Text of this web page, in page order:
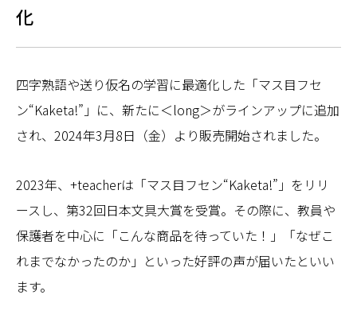
化
四字熟語や送り仮名の学習に最適化した「マス目フセ
ン“Kaketa!”」に、新たに＜long＞がラインアップに追加
され、2024年3月8日（金）より販売開始されました。
2023年、+teacherは「マス目フセン“Kaketa!”」をリリ
ースし、第32回日本文具大賞を受賞。その際に、教員や
保護者を中心に「こんな商品を待っていた！」「なぜこ
れまでなかったのか」といった好評の声が届いたといい
ます。